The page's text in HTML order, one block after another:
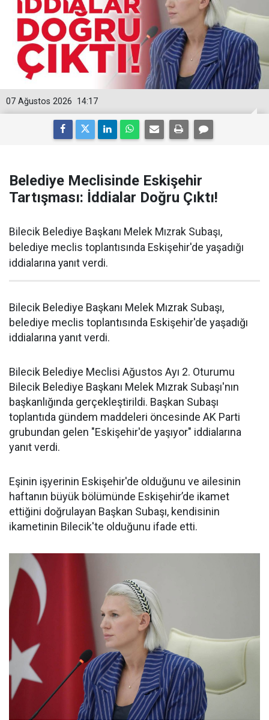
14:17
07 Ağustos 2026
Belediye Meclisinde Eskişehir
Tartışması: İddialar Doğru Çıktı!
Bilecik Belediye Başkanı Melek Mızrak Subaşı,
belediye meclis toplantısında Eskişehir'de yaşadığı
iddialarına yanıt verdi.
Bilecik Belediye Başkanı Melek Mızrak Subaşı,
belediye meclis toplantısında Eskişehir'de yaşadığı
iddialarına yanıt verdi.
Bilecik Belediye Meclisi Ağustos Ayı 2. Oturumu
Bilecik Belediye Başkanı Melek Mızrak Subaşı'nın
başkanlığında gerçekleştirildi. Başkan Subaşı
toplantıda gündem maddeleri öncesinde AK Parti
grubundan gelen "Eskişehir'de yaşıyor" iddialarına
yanıt verdi.
Eşinin işyerinin Eskişehir'de olduğunu ve ailesinin
haftanın büyük bölümünde Eskişehir’de ikamet
ettiğini doğrulayan Başkan Subaşı, kendisinin
ikametinin Bilecik'te olduğunu ifade etti.